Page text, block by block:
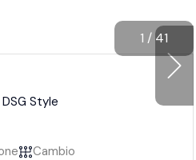
1 / 41
Style
Cambio